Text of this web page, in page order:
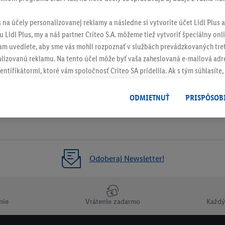
Odoberaj Newsletter!
Vrátenie zadarmo
účely personalizovanej reklamy a následne si vytvoríte účet Lidl Plus
Lidl Plus, my a náš partner Criteo S.A. môžeme tiež vytvoriť špeciálny
uvediete, aby sme vás mohli rozpoznať v službách prevádzkovaných
reklamu. Na tento účel môže byť vaša zaheslovaná e-mailová
ktoré vám spoločnosť Criteo SA pridelila. Ak s tým súhlasíte,
nie jeho zakúpením), sa môžu zobrazovať aj na rôznych zariadeniach a
možno priradiť niekoľko koncových zariadení alebo používanie viacerých
e-mailovej adresy a prípadne ďalších identifikátorov/
" môžete povoliť iba používanie potrebných technológií.
práve kedykoľvek odvolať súhlas s účinnosťou do budúcnosti
.
ODMIETNUŤ